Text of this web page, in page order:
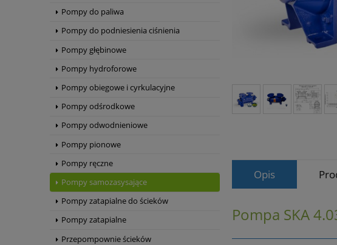
Pompy do paliwa
Pompy do podniesienia ciśnienia
Pompy głębinowe
Pompy hydroforowe
Pompy obiegowe i cyrkulacyjne
Pompy odśrodkowe
Pompy odwodnieniowe
Pompy pionowe
Pompy ręczne
Pompy samozasysające
Pompy zatapialne do ścieków
Pompy zatapialne
Przepompownie ścieków
Opis
Pompa SKA